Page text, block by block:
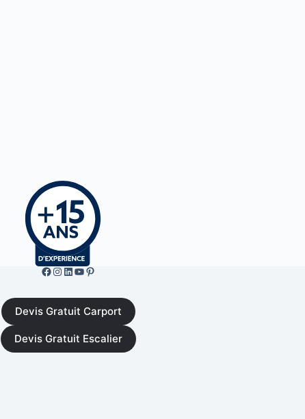
Facebook de ML Fusion
Instgram
LinkedIn
YouTube
Pinterest
Devis Gratuit Carport
Devis Gratuit Escalier